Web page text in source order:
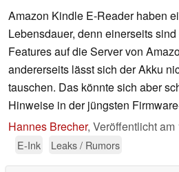
Amazon Kindle E-Reader haben
Lebensdauer, denn einerseits
Features auf die Server von
andererseits lässt sich der Akku
tauschen. Das könnte sich aber
Hinweise in der jüngsten
Hannes Brecher, Veröffentlicht am
E-Ink Leaks / Rumors